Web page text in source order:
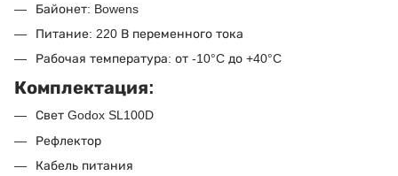
Байонет: Bowens
Питание: 220 В переменного тока
Рабочая температура: от -10°C до +40°C
Комплектация:
Свет Godox SL100D
Рефлектор
Кабель питания